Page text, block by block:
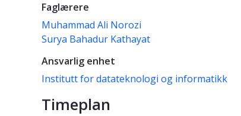
Faglærere
Muhammad Ali Norozi
Surya Bahadur Kathayat
Ansvarlig enhet
Institutt for datateknologi og informatikk
Timeplan